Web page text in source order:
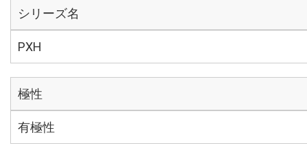
シリーズ名
PXH
極性
有極性